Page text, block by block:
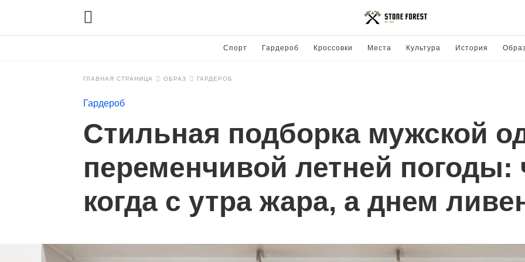
Спорт Гардероб Кроссовки Места Культура История
ГЛАВНАЯ СТРАНИЦА ОБРАЗ ГАРДЕРОБ
Гардероб
Стильная подборка мужской
переменчивой летней погоды:
когда с утра жара, а днем